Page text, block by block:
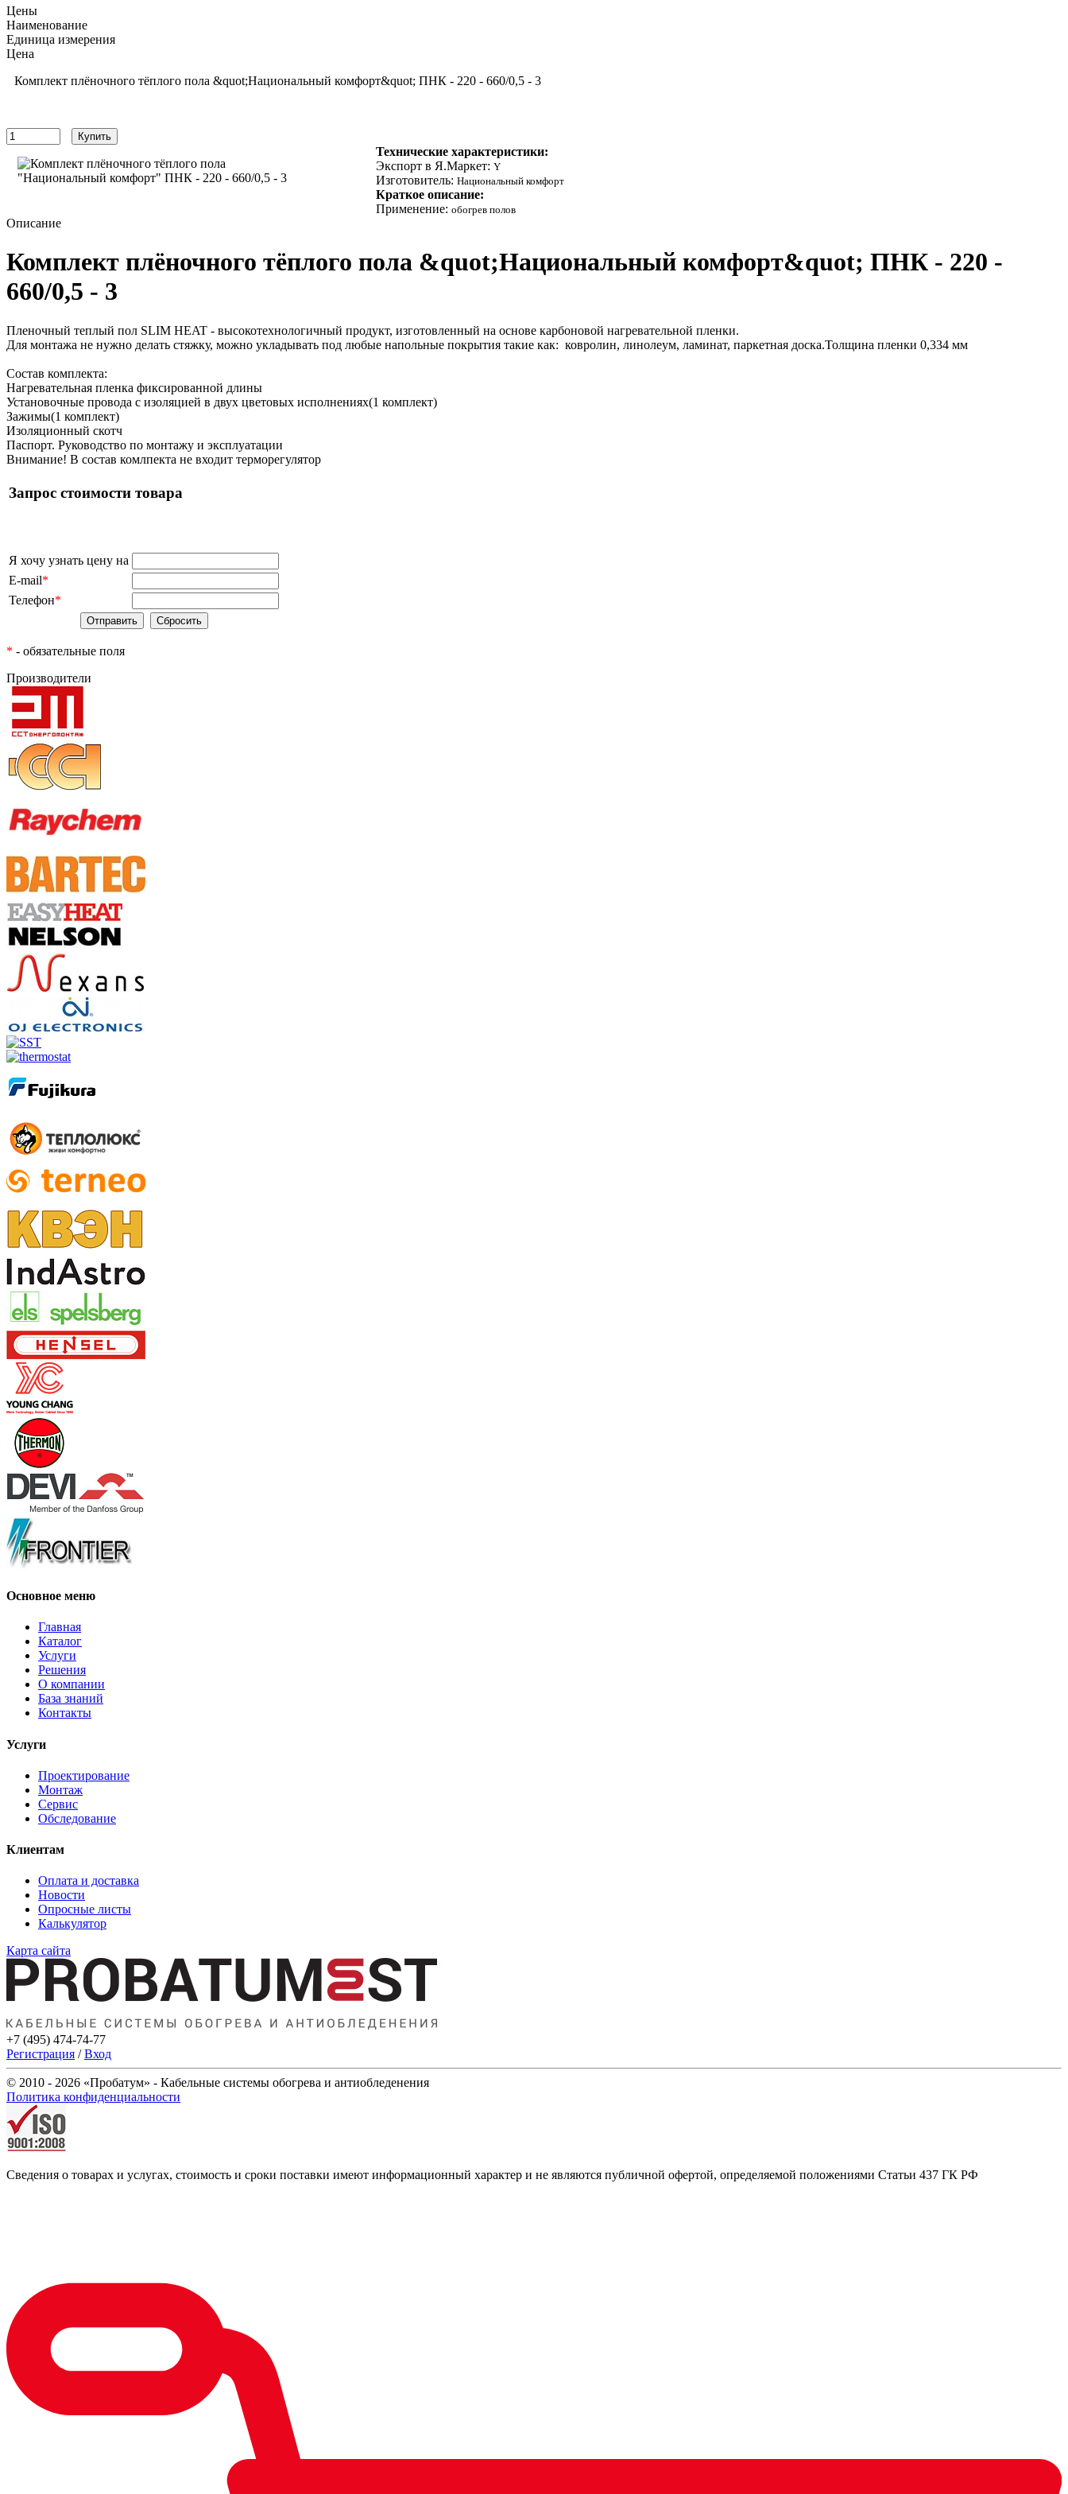
Цены
Наименование
Единица измерения
Цена
Комплект плёночного тёплого пола &quot;Национальный комфорт&quot; ПНК - 220 - 660/0,5 - 3
Купить
Технические характеристики:
Экспорт в Я.Маркет: Y
Изготовитель: Национальный комфорт
Краткое описание:
Применение: обогрев полов
Описание
Комплект плёночного тёплого пола &quot;Национальный комфорт&quot; ПНК - 220 -
660/0,5 - 3
Пленочный теплый пол SLIM HEAT - высокотехнологичный продукт, изготовленный на основе карбоновой нагревательной пленки.
Для монтажа не нужно делать стяжку, можно укладывать под любые напольные покрытия такие как: ковролин, линолеум, ламинат, паркетная доска.Толщина пленки 0,334 мм
Состав комплекта:
Нагревательная пленка фиксированной длины
Установочные провода с изоляцией в двух цветовых исполнениях(1 комплект)
Зажимы(1 комплект)
Изоляционный скотч
Паспорт. Руководство по монтажу и эксплуатации
Внимание! В состав комлпекта не входит терморегулятор
Запрос стоимости товара
Я хочу узнать цену на
E-mail*
Телефон*
* - обязательные поля
Производители
Основное меню
Главная
Каталог
Услуги
Решения
О компании
База знаний
Контакты
Услуги
Проектирование
Монтаж
Сервис
Обследование
Клиентам
Оплата и доставка
Новости
Опросные листы
Калькулятор
Карта сайта
+7 (495) 474-74-77
Регистрация /Вход
© 2010 - 2026 «Пробатум» - Кабельные системы обогрева и антиобледенения
Политика конфиденциальности
Сведения о товарах и услугах, стоимость и сроки поставки имеют информационный характер и не являются публичной офертой, определяемой положениями Статьи 437 ГК РФ